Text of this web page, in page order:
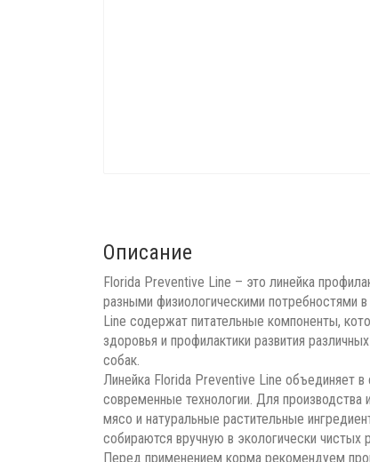
Описание
Florida Preventive Line – это линейка
разными физиологическими потребностями
Line содержат питательные компоненты,
здоровья и профилактики развития
собак.
Линейка Florida Preventive Line объединяет в
современные технологии. Для производства
мясо и натуральные растительные
собираются вручную в экологически чистых
Перед применением корма рекомендуем